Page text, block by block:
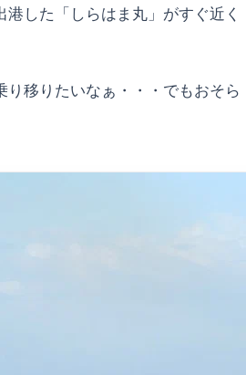
した「しらはま丸」がすぐ近く
り移りたいなぁ・・・でもおそら